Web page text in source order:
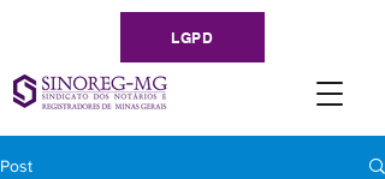
LGPD
Post